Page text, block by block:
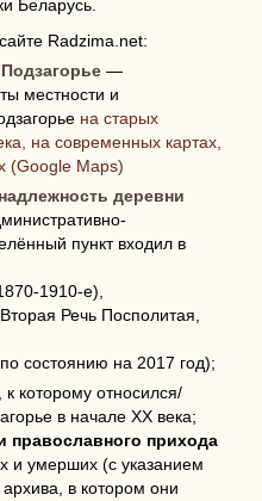
Беларусь.
Radzima.net:
—
местности и
на старых
на современных картах,
(Google Maps)
деревни
пункт входил в
1910-е),
Речь Посполитая,
состоянию на 2017 год);
к которому относился/
в начале XX века;
православного прихода
и умерших (с указанием
в котором они